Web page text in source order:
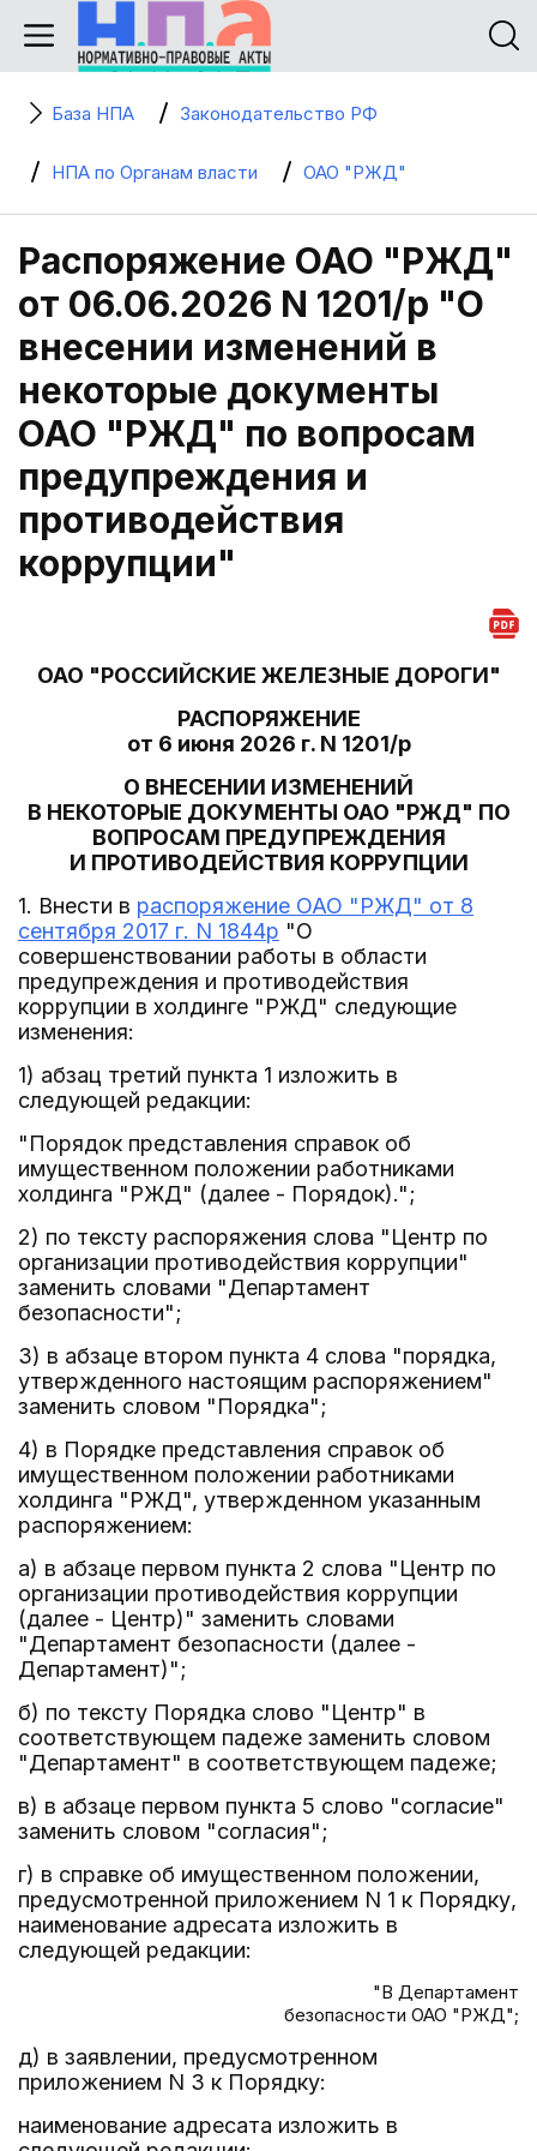
База НПА Законодательство РФ
НПА по Органам власти ОАО "РЖД"
Распоряжение ОАО "РЖД"
от 06.06.2026 N 1201/р "О
внесении изменений в
некоторые документы
ОАО "РЖД" по вопросам
предупреждения и
противодействия
коррупции"
ОАО "РОССИЙСКИЕ ЖЕЛЕЗНЫЕ ДОРОГИ"
РАСПОРЯЖЕНИЕ
от 6 июня 2026 г. N 1201/р
О ВНЕСЕНИИ ИЗМЕНЕНИЙ
В НЕКОТОРЫЕ ДОКУМЕНТЫ ОАО "РЖД" ПО
ВОПРОСАМ ПРЕДУПРЕЖДЕНИЯ
И ПРОТИВОДЕЙСТВИЯ КОРРУПЦИИ
1. Внести в распоряжение ОАО "РЖД" от 8
сентября 2017 г. N 1844р "О
совершенствовании работы в области
предупреждения и противодействия
коррупции в холдинге "РЖД" следующие
изменения:
1) абзац третий пункта 1 изложить в
следующей редакции:
"Порядок представления справок об
имущественном положении работниками
холдинга "РЖД" (далее - Порядок).";
2) по тексту распоряжения слова "Центр по
организации противодействия коррупции"
заменить словами "Департамент
безопасности";
3) в абзаце втором пункта 4 слова "порядка,
утвержденного настоящим распоряжением"
заменить словом "Порядка";
4) в Порядке представления справок об
имущественном положении работниками
холдинга "РЖД", утвержденном указанным
распоряжением:
а) в абзаце первом пункта 2 слова "Центр по
организации противодействия коррупции
(далее - Центр)" заменить словами
"Департамент безопасности (далее -
Департамент)";
б) по тексту Порядка слово "Центр" в
соответствующем падеже заменить словом
"Департамент" в соответствующем падеже;
в) в абзаце первом пункта 5 слово "согласие"
заменить словом "согласия";
г) в справке об имущественном положении,
предусмотренной приложением N 1 к Порядку,
наименование адресата изложить в
следующей редакции:
"В Департамент
безопасности ОАО "РЖД";
д) в заявлении, предусмотренном
приложением N 3 к Порядку:
наименование адресата изложить в